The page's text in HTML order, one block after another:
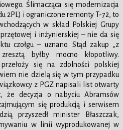
Ślimacząca się modernizacja
2PL) i ograniczone remonty T-72, to
w skład Polskiej Grupy
i inżynierskiej – nie da się
czołgu – uznano. Stąd zakup „z
byłby mocno kłopotliwy.
się na zdolności polskiej
nie dzielą się w tym przypadku
z PGZ napisali list otwarty
że decyzja o nabyciu Abramsów
się produkcją i serwisem
przyszedł minister Błaszczak,
w linii wyprodukowanej w